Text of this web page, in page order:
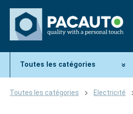
Toutes les catégories
Toutes les catégories Electricité